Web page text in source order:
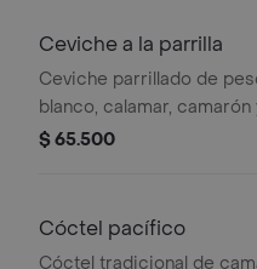
Ceviche a la parrilla
Ceviche parrillado de
blanco, calamar, camarón
mix de cebolla, bañados
$ 65.500
Cóctel pacífico
Cóctel tradicional de